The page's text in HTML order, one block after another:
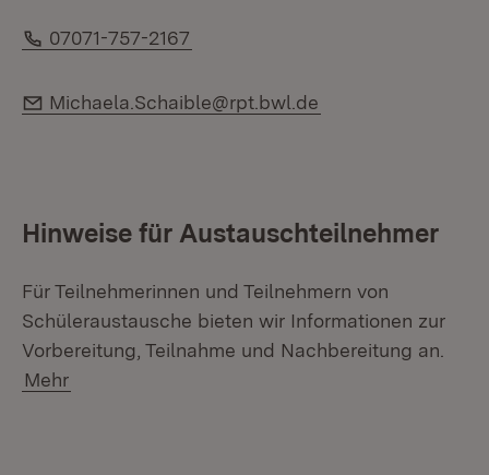
Telefon:
07071-757-2167
E-Mail:
Michaela.Schaible@rpt.bwl.de
Hinweise für Austauschteilnehmer
Für Teilnehmerinnen und Teilnehmern von
Schüleraustausche bieten wir Informationen zur
Vorbereitung, Teilnahme und Nachbereitung an.
Mehr